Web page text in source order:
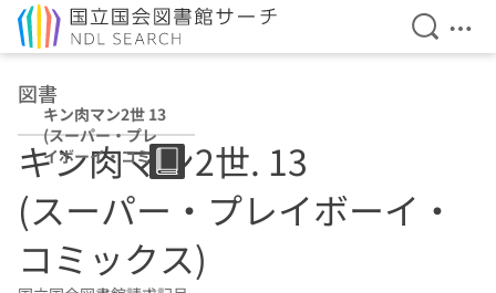
検索を
メ
図書
キン肉マン2世 13
(スーパー・プレ
イボーイ・コミッ
クス)
キン肉マン2世. 13
(スーパー・プレイボーイ・
コミックス)